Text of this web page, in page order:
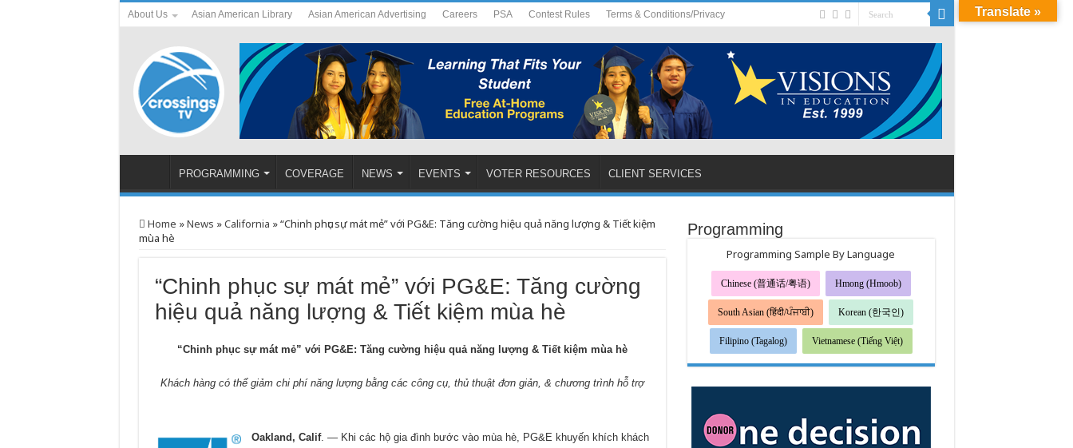
About Us Asian American Library Asian American Advertising Careers PSA Contest Rules Terms & Conditions/Privacy
PROGRAMMING COVERAGE NEWS EVENTS VOTER RESOURCES CLIENT SERVICES
Home »News »California »“Chinh phục sự mát mẻ” với PG&E: Tăng cường hiệu quả năng lượng & Tiết kiệm
mùa hè
“Chinh phục sự mát mẻ” với PG&E: Tăng cường
hiệu quả năng lượng & Tiết kiệm mùa hè
“Chinh phục sự mát mẻ” với PG&E: Tăng cường hiệu quả năng lượng & Tiết kiệm mùa hè
Khách hàng có thể giảm chi phí năng lượng bằng các công cụ, thủ thuật đơn giản, & chương trình hỗ trợ
Oakland, Calif. — Khi các hộ gia đình bước vào mùa hè, PG&E khuyến khích khách
Programming
Programming Sample By Language
Chinese (普通话/粤语) Hmong (Hmoob)
South Asian (हिंदी/ਪੰਜਾਬੀ) Korean (한국인)
Filipino (Tagalog) Vietnamese (Tiếng Việt)
Translate »